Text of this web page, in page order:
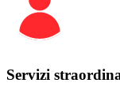
Servizi